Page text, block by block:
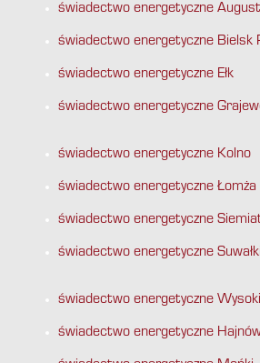
świadectwo energetyczne
świadectwo energetyczne Bielsk
świadectwo energetyczne Ełk
świadectwo energetyczne
świadectwo energetyczne Kolno
świadectwo energetyczne Łomża
świadectwo energetyczne
świadectwo energetyczne Suwałki
świadectwo energetyczne
świadectwo energetyczne